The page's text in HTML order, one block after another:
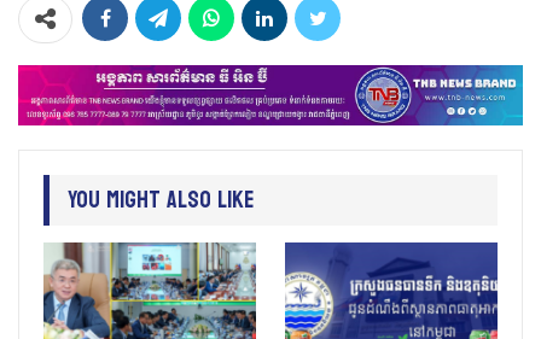
You Might Also Like